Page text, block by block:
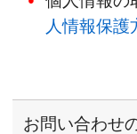
人情報保護
お問い合わせ